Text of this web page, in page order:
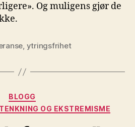
Og muligens gjør de
, ytringsfrihet
Kategorier
BLOGG
OG EKSTREMISME